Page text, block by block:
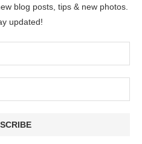
blog posts, tips & new photos.
updated!